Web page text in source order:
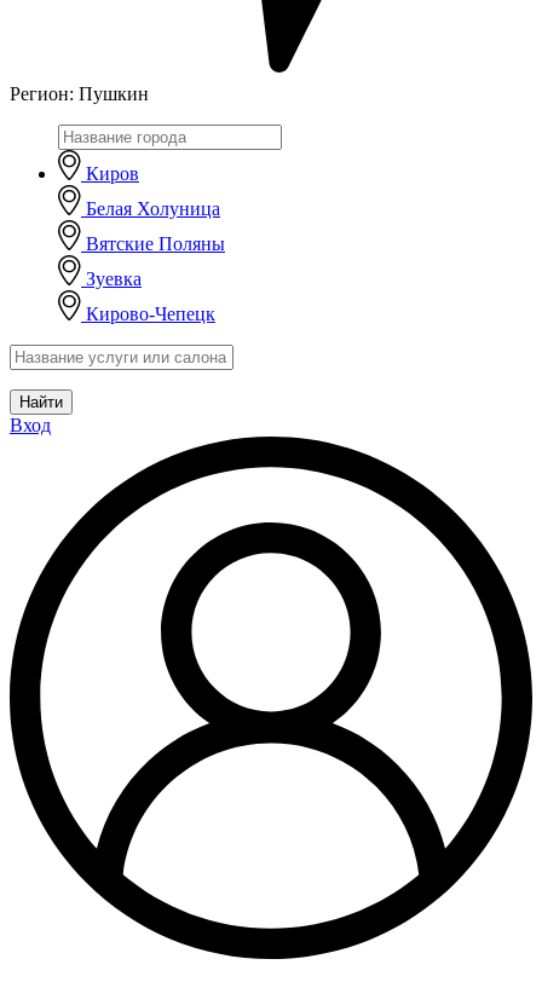
Регион: Пушкин
Киров
Белая Холуница
Вятские Поляны
Зуевка
Кирово-Чепецк
Найти
Вход